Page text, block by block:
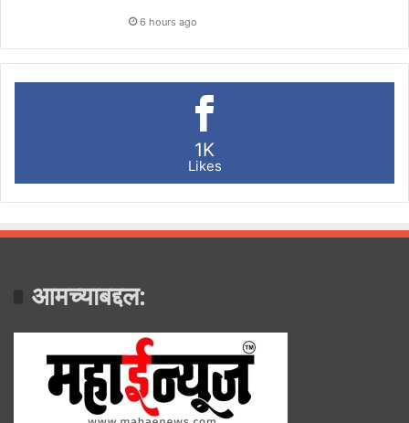
6 hours ago
1K
Likes
आमच्याबद्दल: